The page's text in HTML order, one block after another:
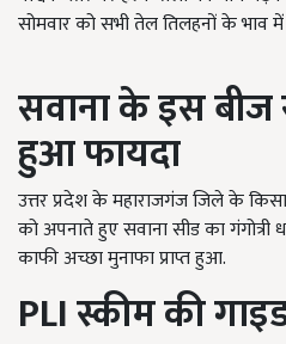
सोमवार को सभी तेल तिलहनों के भाव
सवाना के इस
हुआ फायदा
उत्तर प्रदेश के महाराजगंज जिले के
को अपनाते हुए सवाना सीड का गंगोत्री
काफी अच्छा मुनाफा प्राप्त हुआ.
PLI स्कीम की